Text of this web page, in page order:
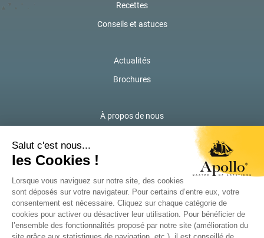
Recettes
Conseils et astuces
Actualités
Brochures
À propos de nous
Marques locales de Solina